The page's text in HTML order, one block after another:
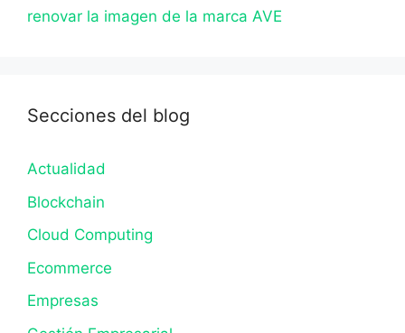
renovar la imagen de la marca AVE
Secciones del blog
Actualidad
Blockchain
Cloud Computing
Ecommerce
Empresas